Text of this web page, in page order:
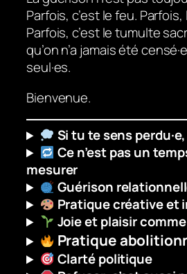
Parfois, c’est le feu.
Parfois, c’est le tumulte
qu’on n’a jamais été
seul·es.
Bienvenue.
Si tu te sens
Ce n’est pas un
mesurer
Guérison
Pratique créative et
Joie et plaisir
Pratique
Clarté politique